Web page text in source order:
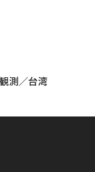
測／台湾